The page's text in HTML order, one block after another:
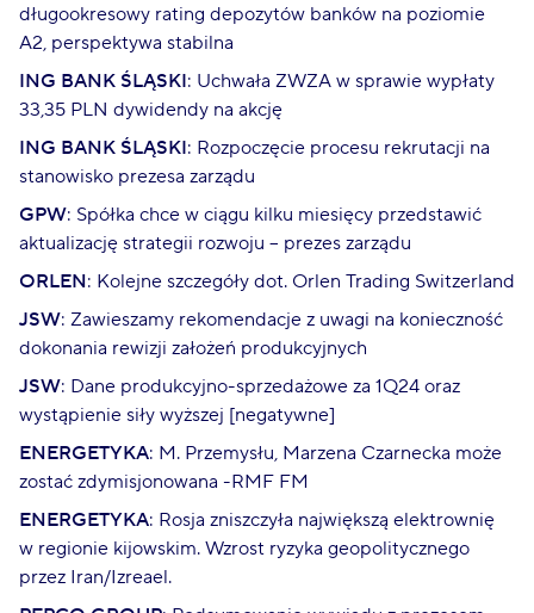
długookresowy rating depozytów banków na poziomie
A2, perspektywa stabilna
ING BANK ŚLĄSKI: Uchwała ZWZA w sprawie wypłaty
33,35 PLN dywidendy na akcję
ING BANK ŚLĄSKI: Rozpoczęcie procesu rekrutacji na
stanowisko prezesa zarządu
GPW: Spółka chce w ciągu kilku miesięcy przedstawić
aktualizację strategii rozwoju – prezes zarządu
ORLEN: Kolejne szczegóły dot. Orlen Trading Switzerland
JSW: Zawieszamy rekomendacje z uwagi na konieczność
dokonania rewizji założeń produkcyjnych
JSW: Dane produkcyjno-sprzedażowe za 1Q24 oraz
wystąpienie siły wyższej [negatywne]
ENERGETYKA: M. Przemysłu, Marzena Czarnecka może
zostać zdymisjonowana -RMF FM
ENERGETYKA: Rosja zniszczyła największą elektrownię
w regionie kijowskim. Wzrost ryzyka geopolitycznego
przez Iran/Izreael.